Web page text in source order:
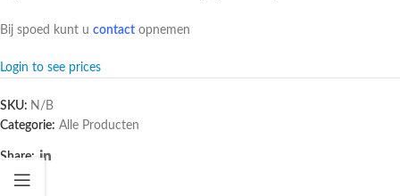
Bij spoed kunt u contact opnemen
Login to see prices
SKU: N/B
Categorie: Alle Producten
Share: